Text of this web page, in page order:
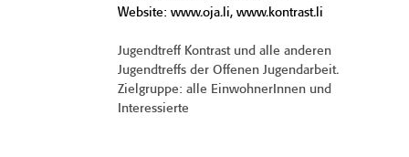
Website: www.oja.li, www.kontrast.li
Jugendtreff Kontrast und alle anderen
Jugendtreffs der Offenen Jugendarbeit.
Zielgruppe: alle EinwohnerInnen und
Interessierte